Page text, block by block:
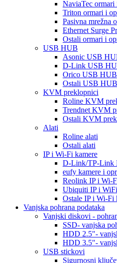
NaviaTec ormari
Triton ormari i
Pasivna mrežna
Ethernet Surge
Ostali ormari i
USB HUB
Asonic USB
D-Link USB
Orico USB HUB
Ostali USB HUB
KVM preklopnici
Roline KVM
Trendnet KVM
Ostali KVM
Alati
Roline alati
Ostali alati
IP i Wi-Fi kamere
D-Link/TP-Link
eufy kamere i
Reolink IP i Wi-
Ubiquiti IP i
Ostale IP i Wi-Fi
Vanjska pohrana podataka
Vanjski diskovi -
SSD- vanjska
HDD 2.5"-
HDD 3.5"-
USB stickovi
Sigurnosni